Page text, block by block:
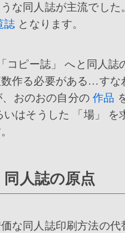
な同人誌が主流でし
誌 となります。
ピー誌」 へと同人誌
作る必要がある…すな
、おのおの自分の作品
いはそうした 「場」 を
人誌の原点
な同人誌印刷方法の代